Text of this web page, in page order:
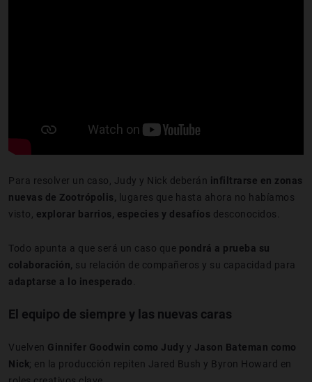
Para resolver un caso, Judy y Nick deberán infiltrarse en zonas
nuevas de Zootrópolis,
lugares que hasta ahora no habíamos
visto, explorar barrios, especies y desafíos desconocidos.
Todo apunta a que será un caso que pondrá a prueba su
colaboración, su relación de compañeros y su capacidad para
adaptarse a lo inesperado
El equipo de siempre y las nuevas caras
Vuelven Ginnifer Goodwin como Judy y Jason Bateman como
Nick; en la producción repiten Jared Bush y Byron Howard en